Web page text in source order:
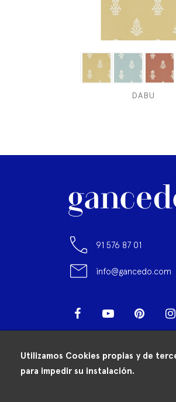
Utilizamos Cookies propias y de
para impedir su instalación.
DABU
91 576 87 01
info@gancedo.com
Facebook YouTube
LinkedIn